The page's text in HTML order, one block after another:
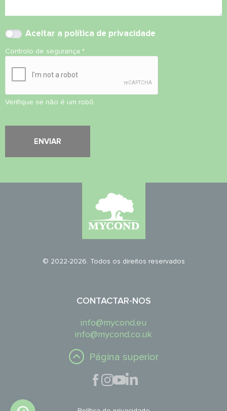
Aceitar a política de privacidade
Controlo de segurança *
Verifique se não é um robô.
© 2022-2026. Todos os direitos reservados
CONTACTAR-NOS
info@mycond.eu
info@mycond.co.uk
Página superior